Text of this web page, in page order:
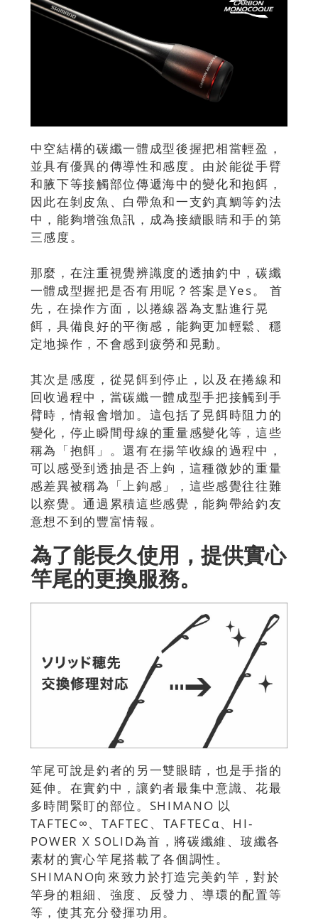
中空結構的碳纖一體成型後握把相當輕盈，
並具有優異的傳導性和感度。由於能從手臂
和腋下等接觸部位傳遞海中的變化和抱餌，
因此在剝皮魚、白帶魚和一支釣真鯛等釣法
中，能夠增強魚訊，成為接續眼睛和手的第
三感度。
那麼，在注重視覺辨識度的透抽釣中，碳纖
一體成型握把是否有用呢？答案是Yes。 首
先，在操作方面，以捲線器為支點進行晃
餌，具備良好的平衡感，能夠更加輕鬆、穩
定地操作，不會感到疲勞和晃動。
其次是感度，從晃餌到停止，以及在捲線和
回收過程中，當碳纖一體成型手把接觸到手
臂時，情報會增加。這包括了晃餌時阻力的
變化，停止瞬間母線的重量感變化等，這些
稱為「抱餌」。還有在揚竿收線的過程中，
可以感受到透抽是否上鉤，這種微妙的重量
感差異被稱為「上鉤感」，這些感覺往往難
以察覺。通過累積這些感覺，能夠帶給釣友
意想不到的豐富情報。
為了能長久使用，提供實心
竿尾的更換服務。
竿尾可說是釣者的另一雙眼睛，也是手指的
延伸。在實釣中，讓釣者最集中意識、花最
多時間緊盯的部位。SHIMANO 以
TAFTEC∞、TAFTEC、TAFTECα、HI-
POWER X SOLID為首，將碳纖維、玻纖各
素材的實心竿尾搭載了各個調性。
SHIMANO向來致力於打造完美釣竿，對於
竿身的粗細、強度、反發力、導環的配置等
等，使其充分發揮功用。